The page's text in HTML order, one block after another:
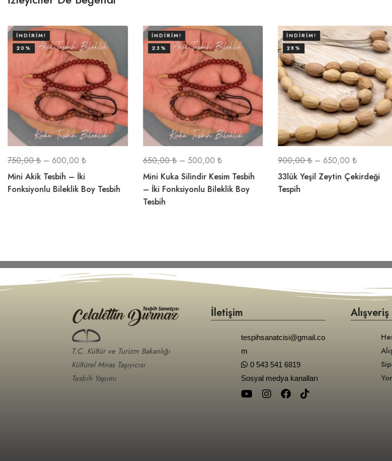
İNDIRIM!
20%
750,00₺– 600,00 ₺
Mini Akik Tesbih – İki
Fonksiyonlu Bileklik Boy Tesbih
İNDIRIM!
23%
650,00₺– 500,00 ₺
Mini Kuka Silindir Kesim Tesbih
– İki Fonksiyonlu Bileklik Boy
Tesbih
İNDIRIM!
28%
900,00₺– 650,00₺
33lük Yeşil Zeytin Çekirdeği
Tespih
T.C. Kültür ve Turizm Bakanlığı
Kültürel Miras Taşıyıcısı
Tesbih Yapımı
İletişim
tespihsanatcisi@gmail.co
m
0 543 541 6819
Sosyal medya kanalları
Alışveriş